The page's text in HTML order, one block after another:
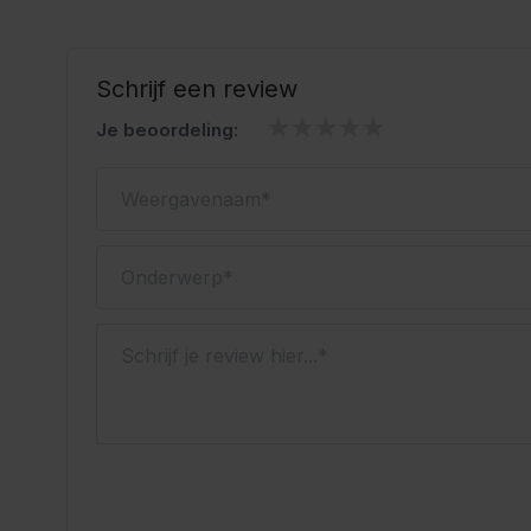
Schrijf een review
Je beoordeling: